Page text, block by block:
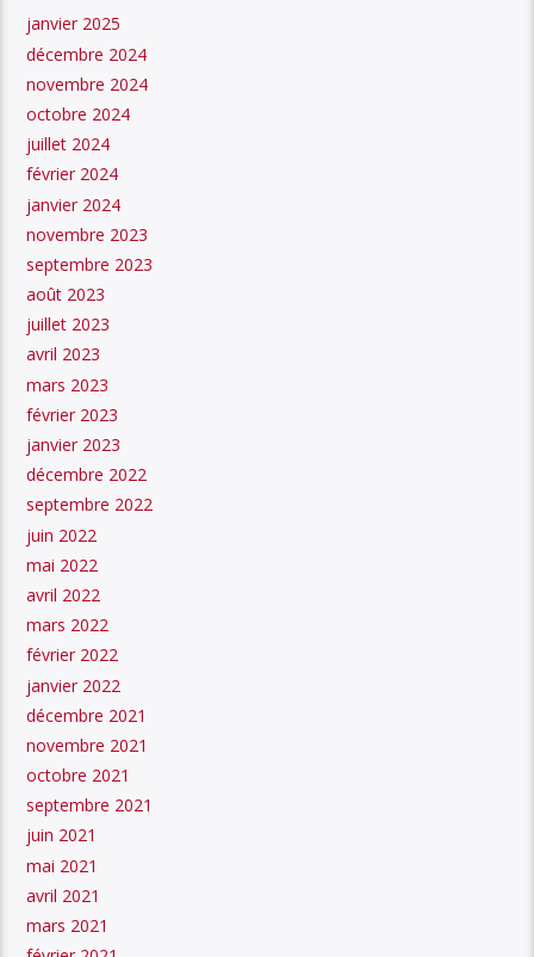
janvier 2025
décembre 2024
novembre 2024
octobre 2024
juillet 2024
février 2024
janvier 2024
novembre 2023
septembre 2023
août 2023
juillet 2023
avril 2023
mars 2023
février 2023
janvier 2023
décembre 2022
septembre 2022
juin 2022
mai 2022
avril 2022
mars 2022
février 2022
janvier 2022
décembre 2021
novembre 2021
octobre 2021
septembre 2021
juin 2021
mai 2021
avril 2021
mars 2021